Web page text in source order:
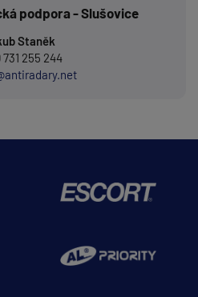
podpora - Slušovice
Staněk
255 244